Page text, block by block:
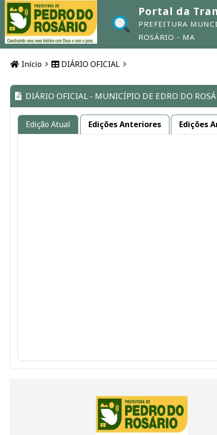
Portal da
PREFEITURA
ROSÁRIO - MA
Início DIÁRIO OFICIAL
DIÁRIO OFICIAL - MUNICÍPIO DE EDRO DO
Edição Atual Edições Anteriores Edições